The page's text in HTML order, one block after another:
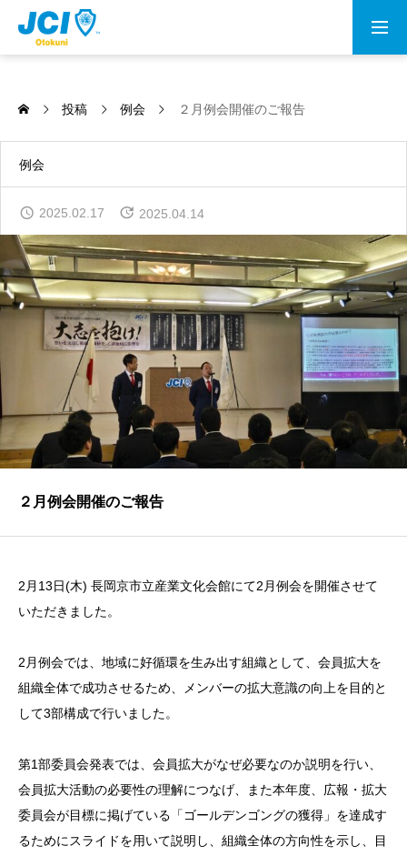
乙訓青年会議所とは
メンバー
情報公開
投稿 例会 ２月例会開催のご報告
例会
2025.02.17 2025.04.14
２月例会開催のご報告
2月13日(木) 長岡京市立産業文化会館にて2月例会を開催させて
いただきました。
2月例会では、地域に好循環を生み出す組織として、会員拡大を
組織全体で成功させるため、メンバーの拡大意識の向上を目的と
して3部構成で行いました。
第1部委員会発表では、会員拡大がなぜ必要なのか説明を行い、
会員拡大活動の必要性の理解につなげ、また本年度、広報・拡大
委員会が目標に掲げている「ゴールデンゴングの獲得」を達成す
るためにスライドを用いて説明し、組織全体の方向性を示し、目